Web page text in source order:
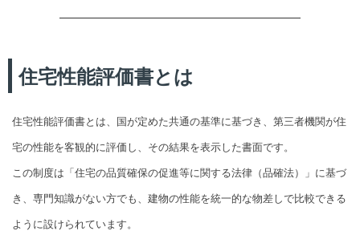
住宅性能評価書とは
住宅性能評価書とは、国が定めた共通の基準に基づき、第三者機関が住
宅の性能を客観的に評価し、その結果を表示した書面です。
この制度は「住宅の品質確保の促進等に関する法律（品確法）」に基づ
き、専門知識がない方でも、建物の性能を統一的な物差しで比較できる
ように設けられています。